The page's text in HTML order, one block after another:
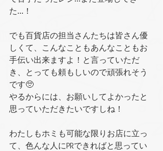
た…！
でも百貨店の担当さんたちは皆さん優
しくて、こんなこともあんなこともお
手伝い出来ますよ！と言っていただ
き、とっても頼もしいので頑張れそう
です🥺
やるからには、お願いしてよかったと
思っていただきたいですしね！
わたしもホミも可能な限りお店に立っ
て、色んな人にPRできればと思ってい